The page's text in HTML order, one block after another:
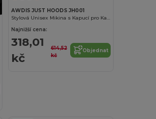
AWDIS JUST HOODS JH001
Stylová Unisex Mikina s Kapucí pro Každodenní Nošení
Najnižší cena:
318,01
kč
614,52
kč
Objednat